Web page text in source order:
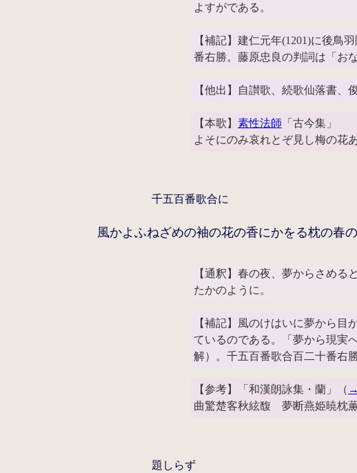
よすがである。
【補記】建仁元年(1201)に後鳥
番右勝。藤原忠良の判詞は「お
【他出】自讃歌、続歌仙落書、
【本歌】 素性法師 「古今集」
よそにのみ哀れとぞ見し梅の花
千五百番歌合に
風かよふねざめの袖の花の香にかをる枕の春
【通釈】春の夜、夢からさめ
たかのように。
【補記】風のけはいに夢から
ているのである。「夢から現実
解）。千五百番歌合百二十番右
【参考】「和漢朗詠集・蘭」（
曲驚楚客秋絃馥 夢断燕姫暁枕
題しらず